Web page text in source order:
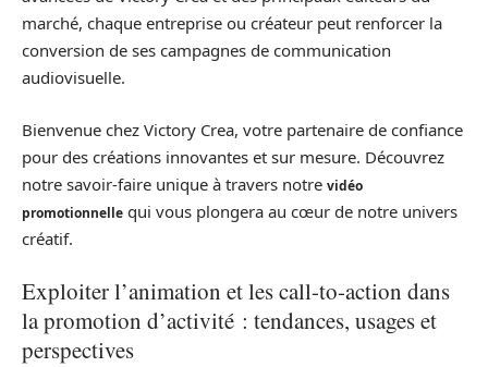
marché, chaque entreprise ou créateur peut renforcer la
conversion de ses campagnes de communication
audiovisuelle.
Bienvenue chez Victory Crea, votre partenaire de confiance
pour des créations innovantes et sur mesure. Découvrez
notre savoir-faire unique à travers notre vidéo
promotionnelle qui vous plongera au cœur de notre univers
créatif.
Exploiter l’animation et les call-to-action dans
la promotion d’activité : tendances, usages et
perspectives